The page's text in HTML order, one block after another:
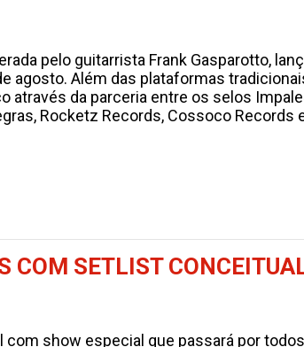
pelo guitarrista Frank Gasparotto,
agosto. Além das plataformas
através da parceria entre os selos
Rocketz Records, Cossoco Records
COM SETLIST
com show especial que passará por